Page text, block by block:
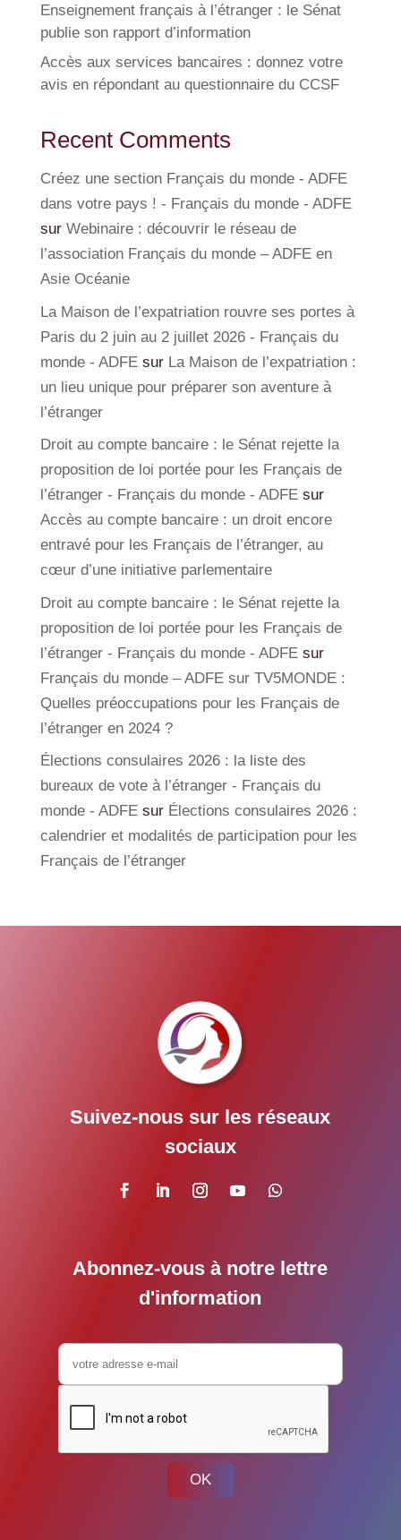
Enseignement français à l’étranger : le Sénat
publie son rapport d’information
Accès aux services bancaires : donnez votre
avis en répondant au questionnaire du CCSF
Recent Comments
Créez une section Français du monde - ADFE
dans votre pays ! - Français du monde - ADFE
sur Webinaire : découvrir le réseau de
l’association Français du monde – ADFE en
Asie Océanie
La Maison de l’expatriation rouvre ses portes à
Paris du 2 juin au 2 juillet 2026 - Français du
monde - ADFEsur La Maison de l’expatriation :
un lieu unique pour préparer son aventure à
l’étranger
Droit au compte bancaire : le Sénat rejette la
proposition de loi portée pour les Français de
l’étranger - Français du monde - ADFEsur
Accès au compte bancaire : un droit encore
entravé pour les Français de l’étranger, au
cœur d’une initiative parlementaire
Droit au compte bancaire : le Sénat rejette la
proposition de loi portée pour les Français de
l’étranger - Français du monde - ADFEsur
Français du monde – ADFE sur TV5MONDE :
Quelles préoccupations pour les Français de
l’étranger en 2024 ?
Élections consulaires 2026 : la liste des
bureaux de vote à l’étranger - Français du
monde - ADFEsur Élections consulaires 2026 :
calendrier et modalités de participation pour les
Français de l’étranger
Suivez-nous sur les réseaux
sociaux
Abonnez-vous à notre lettre
d'information
OK